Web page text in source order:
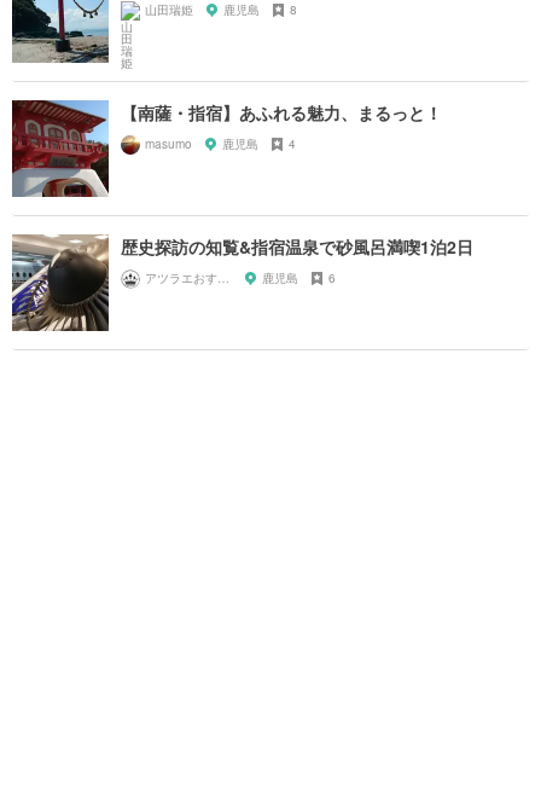
山田瑞姫 鹿児島 8
【南薩・指宿】あふれる魅力、まるっと！
masumo 鹿児島 4
歴史探訪の知覧&指宿温泉で砂風呂満喫1泊2日
アツラエおすすめ旅プラン！ 鹿児島 6